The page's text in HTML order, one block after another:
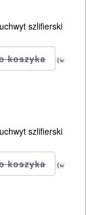
szlifierski
(w
szlifierski
(w